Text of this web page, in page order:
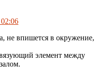
не впишется в окружение,
элемент между